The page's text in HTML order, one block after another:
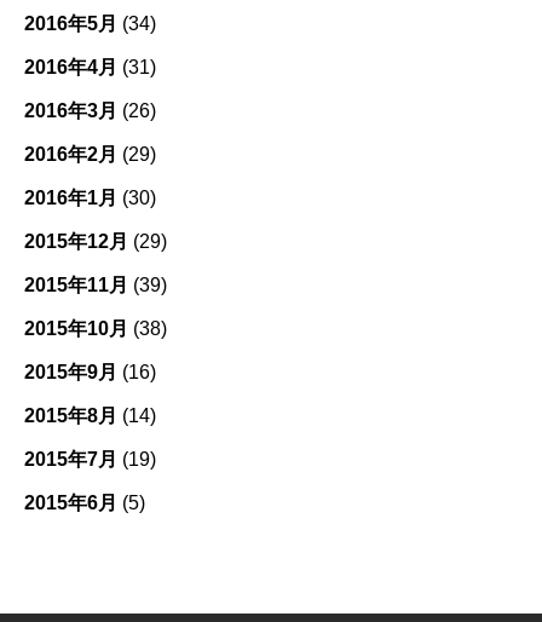
2016年5月 (34)
2016年4月 (31)
2016年3月 (26)
2016年2月 (29)
2016年1月 (30)
2015年12月 (29)
2015年11月 (39)
2015年10月 (38)
2015年9月 (16)
2015年8月 (14)
2015年7月 (19)
2015年6月 (5)